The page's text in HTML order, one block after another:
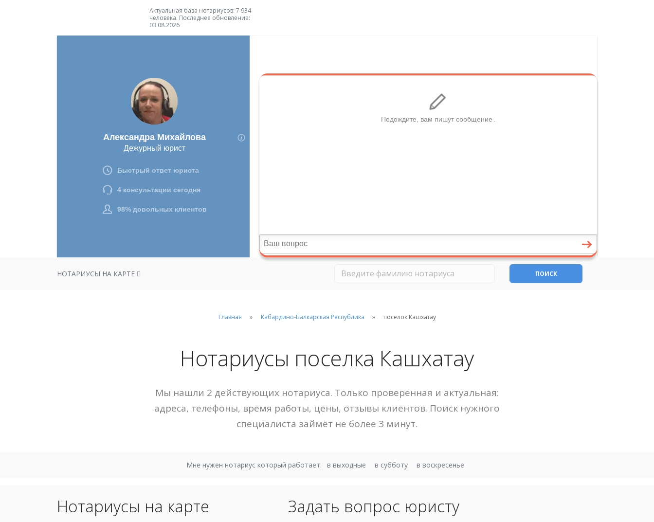
Актуальная база нотариусов: 7 934
человека. Последнее обновление:
03.08.2026
НОТАРИУСЫ НА КАРТЕ ПОИСК
Главная Кабардино-Балкарская Республика поселок Кашхатау
Нотариусы поселка Кашхатау
Мы нашли 2 действующих нотариуса. Только проверенная и актуальная:
адреса, телефоны, время работы, цены, отзывы клиентов. Поиск нужного
специалиста займёт не более 3 минут.
Мне нужен нотариус который работает: в выходные в субботу в воскресенье
Нотариусы на карте Задать вопрос юристу